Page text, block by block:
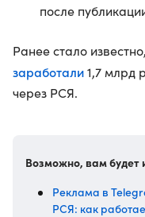
после
Ранее стало
заработали1,7 млрд
через РСЯ.
Возможно, вам будет
Реклама в
РСЯ: как